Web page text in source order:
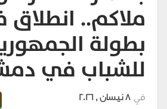
ملاكم.. انطلاق
بطولة
للشباب في
في 8 نيسان , 2026